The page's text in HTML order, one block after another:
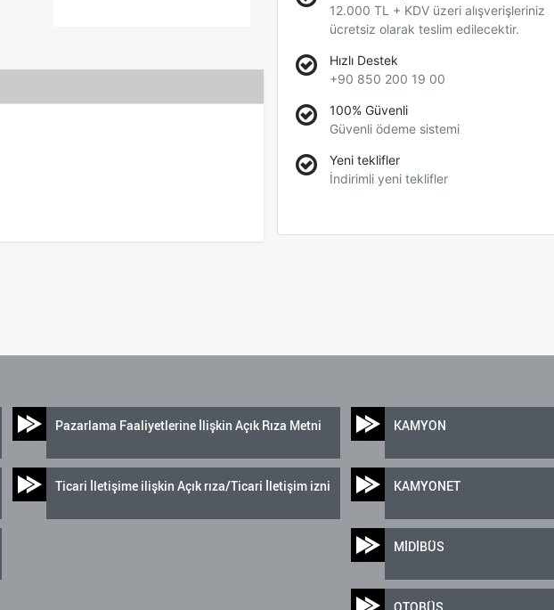
12.000 TL + KDV üzeri alışverişleriniz
ücretsiz olarak teslim edilecektir.
Hızlı Destek
+90 850 200 19 00
100% Güvenli
Güvenli ödeme sistemi
Yeni teklifler
İndirimli yeni teklifler
Pazarlama Faaliyetlerine İlişkin Açık Rıza Metni
Ticari İletişime ilişkin Açık rıza/Ticari İletişim izni
KAMYON
KAMYONET
MİDİBÜS